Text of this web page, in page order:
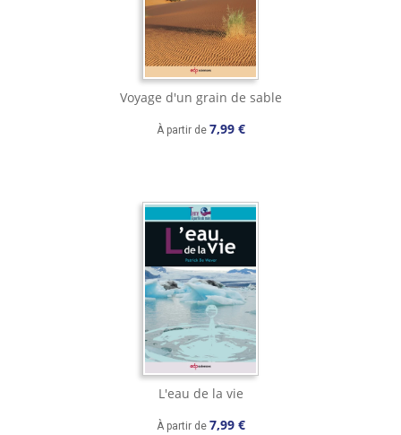
Voyage d'un grain de sable
À partir de 7,99 €
L'eau de la vie
À partir de 7,99 €